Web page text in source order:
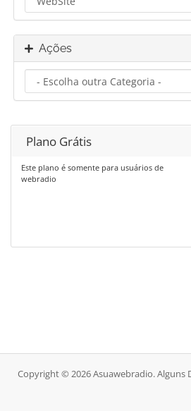
Ações
Plano Grátis
Este plano é somente para usuários de
webradio
Copyright © 2026 Asuawebradio. Alguns